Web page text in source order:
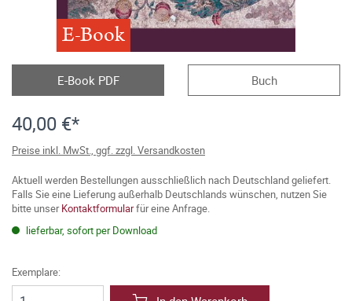
E-Book
E-Book PDF Buch
40,00 €*
Preise inkl. MwSt., ggf. zzgl. Versandkosten
Aktuell werden Bestellungen ausschließlich nach Deutschland geliefert.
Falls Sie eine Lieferung außerhalb Deutschlands wünschen, nutzen Sie
bitte unserKontaktformularfür eine Anfrage.
lieferbar, sofort per Download
Exemplare: